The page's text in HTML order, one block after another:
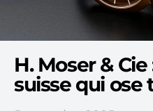
H. Moser &
suisse qui ose